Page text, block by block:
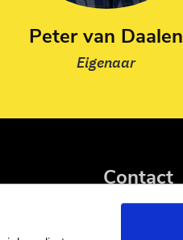
Peter van Daalen
Eigenaar
Contact